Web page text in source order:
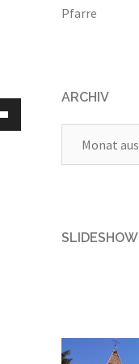
Pfarre
ARCHIV
SLIDESHOW